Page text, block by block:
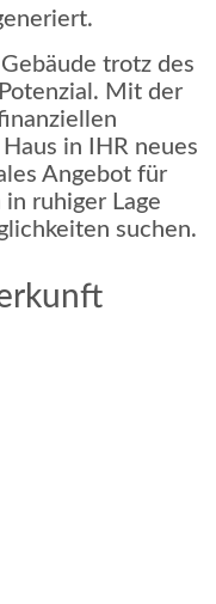
trotz des
Mit der
in IHR neues
Angebot für
ruhiger Lage
suchen.